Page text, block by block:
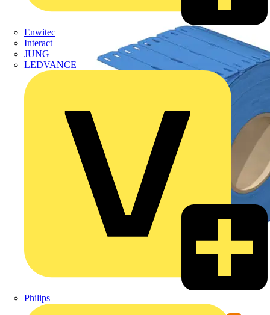
Enwitec
Interact
JUNG
LEDVANCE
Philips